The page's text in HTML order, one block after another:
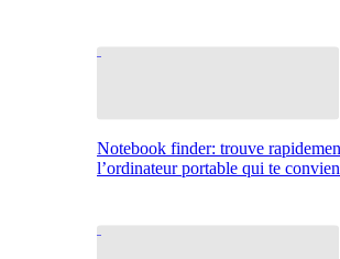
Notebook finder: trouve
l’ordinateur portable qui te